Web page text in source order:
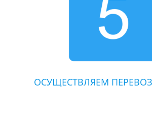
ОСУЩЕСТВЛЯЕМ